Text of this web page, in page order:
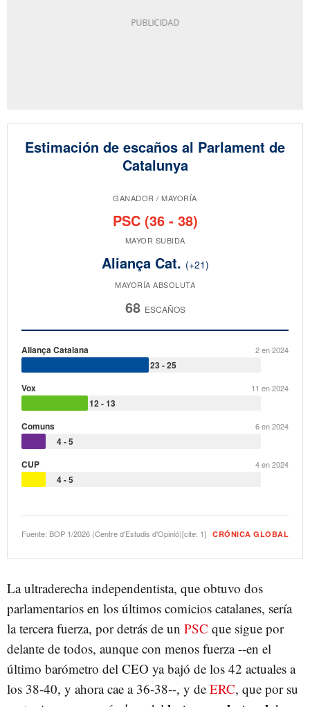
Estimación de escaños al Parlament de
Catalunya
GANADOR / MAYORÍA
PSC (36 - 38)
MAYOR SUBIDA
Aliança Cat. (+21)
MAYORÍA ABSOLUTA
68 ESCAÑOS
42 en 2024
20 en 2024
35 en 2024
15 en 2024
Aliança Catalana 2 en 2024
23 - 25
Vox
11 en 2024
12 - 13
Comuns
6 en 2024
4 - 5
CUP
4 en 2024
4 - 5
Fuente: BOP 1/2026 (Centre d'Estudis d'Opinió)[cite: 1] CRÓNICA GLOBAL
La ultraderecha independentista, que obtuvo dos
parlamentarios en los últimos comicios catalanes, sería
la tercera fuerza, por detrás de un PSC que sigue por
delante de todos, aunque con menos fuerza --en el
último barómetro del CEO ya bajó de los 42 actuales a
los 38-40, y ahora cae a 36-38--, y de ERC, que por su